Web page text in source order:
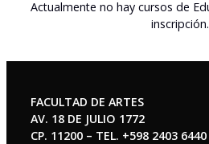
Actualmente no hay cursos de
inscripción.
FACULTAD DE ARTES
AV. 18 DE JULIO 1772
CP. 11200 – TEL. +598 2403 6440